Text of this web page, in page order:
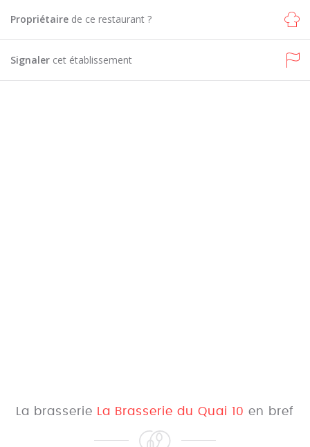
Propriétaire de ce restaurant ?
Signaler cet établissement
La brasserie La Brasserie du Quai 10 en bref